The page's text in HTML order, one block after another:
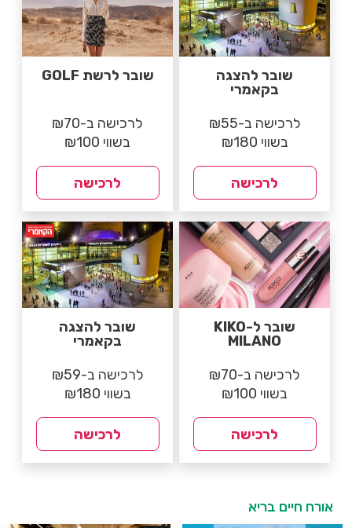
שובר להצגה
בקאמרי
לרכישה ב-₪55
בשווי ₪180
לרכישה
שובר לרשת GOLF
לרכישה ב-₪70
בשווי ₪100
לרכישה
שובר ל-KIKO
MILANO
לרכישה ב-₪70
בשווי ₪100
לרכישה
שובר להצגה
בקאמרי
לרכישה ב-₪59
בשווי ₪180
לרכישה
אורח חיים בריא